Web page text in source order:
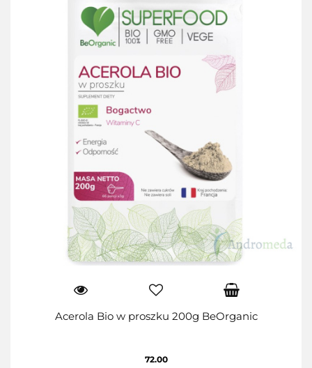
Acerola Bio w proszku 200g BeOrganic
72.00